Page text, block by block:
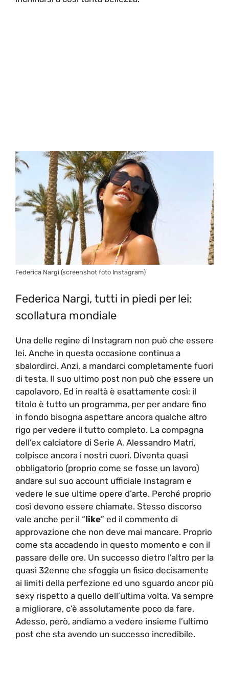
Federica Nargi (screenshot foto Instagram)
Federica Nargi, tutti in piedi per lei:
scollatura mondiale
Una delle regine di Instagram non può che essere
lei. Anche in questa occasione continua a
sbalordirci. Anzi, a mandarci completamente fuori
di testa. Il suo ultimo post non può che essere un
capolavoro. Ed in realtà è esattamente così: il
titolo è tutto un programma, per per andare fino
in fondo bisogna aspettare ancora qualche altro
rigo per vedere il tutto completo. La compagna
dell’ex calciatore di Serie A, Alessandro Matri,
colpisce ancora i nostri cuori. Diventa quasi
obbligatorio (proprio come se fosse un lavoro)
andare sul suo account ufficiale Instagram e
vedere le sue ultime opere d’arte. Perché proprio
così devono essere chiamate. Stesso discorso
vale anche per il “like” ed il commento di
approvazione che non deve mai mancare. Proprio
come sta accadendo in questo momento e con il
passare delle ore. Un successo dietro l’altro per la
quasi 32enne che sfoggia un fisico decisamente
ai limiti della perfezione ed uno sguardo ancor più
sexy rispetto a quello dell’ultima volta. Va sempre
a migliorare, c’è assolutamente poco da fare.
Adesso, però, andiamo a vedere insieme l’ultimo
post che sta avendo un successo incredibile.